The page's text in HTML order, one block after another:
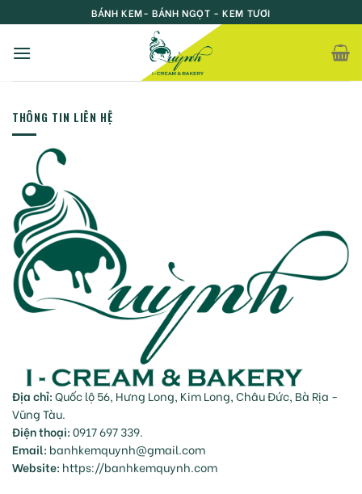
to
content
BÁNH KEM- BÁNH NGỌT - KEM TƯƠI
THÔNG TIN LIÊN HỆ
Địa chỉ:Quốc lộ 56, Hưng Long, Kim Long, Châu Đức, Bà Rịa -
Vũng Tàu.
Điện thoại:0917 697 339.
Email: banhkemquynh@gmail.com
Website: https://banhkemquynh.com